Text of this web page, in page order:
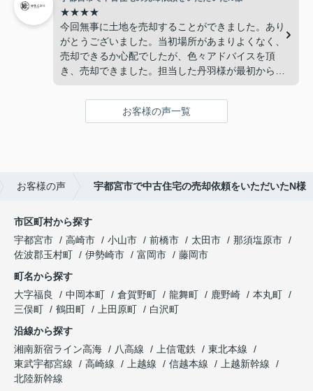
★★★★
今回無事に土地を売却することができました。あり
がとうございました。当初場所があまりよくなく、
売却できるか心配でしたが、色々アドバイスを頂
き、売却できました。担当した丹羽様が最初から最
お客様の声一覧
お客様の声 宇都宮市で中古住宅の売却依頼をいただいたN様
市区町村から探す
宇都宮市
高崎市 小山市 前橋市 太田市
那須塩原市
佐波郡玉村町
伊勢崎市 富岡市
藤岡市
町名から探す
大字福良
中岡本町 倉賀野町 龍舞町 鹿野崎
本丸町
三俣町
鶴田町 上田原町
白沢町
沿線から探す
湘南新宿ライン高海
八高線 上信電鉄
東北本線
東武宇都宮線
高崎線 上越線 信越本線
上越新幹線
北陸新幹線